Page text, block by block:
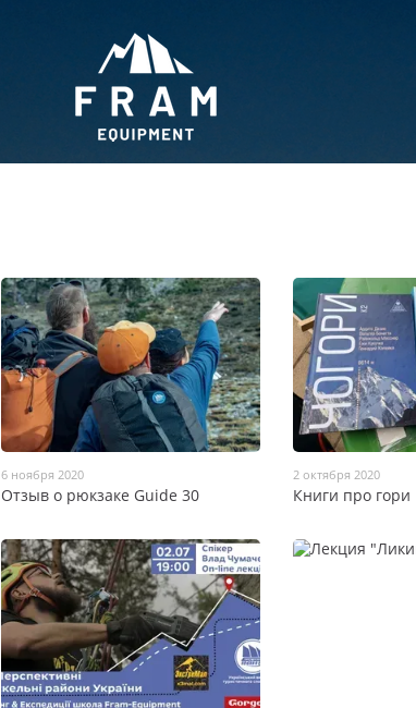
6 ноября 2020
Отзыв о рюкзаке Guide 30
2 октября 2020
Книги про гори